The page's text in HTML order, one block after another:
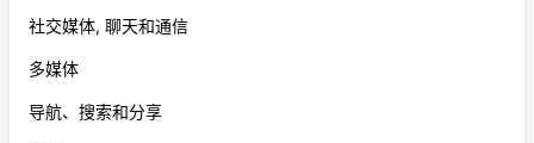
社交媒体, 聊天和通信
多媒体
导航、搜索和分享